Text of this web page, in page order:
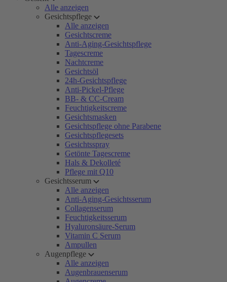
Alle anzeigen
Gesichtspflege
Alle anzeigen
Gesichtscreme
Anti-Aging-Gesichtspflege
Tagescreme
Nachtcreme
Gesichtsöl
24h-Gesichtspflege
Anti-Pickel-Pflege
BB- & CC-Cream
Feuchtigkeitscreme
Gesichtsmasken
Gesichtspflege ohne Parabene
Gesichtspflegesets
Gesichtsspray
Getönte Tagescreme
Hals & Dekolleté
Pflege mit Q10
Gesichtsserum
Alle anzeigen
Anti-Aging-Gesichtsserum
Collagenserum
Feuchtigkeitsserum
Hyaluronsäure-Serum
Vitamin C Serum
Ampullen
Augenpflege
Alle anzeigen
Augenbrauenserum